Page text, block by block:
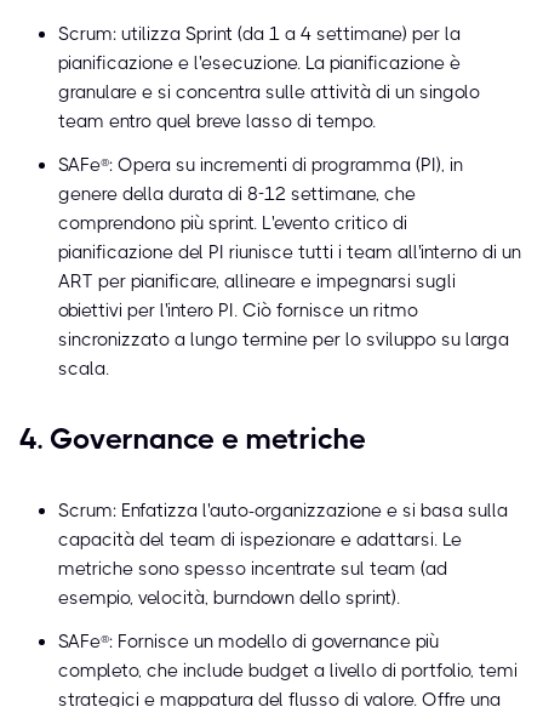
Scrum: utilizza Sprint (da 1 a 4 settimane) per la
pianificazione e l'esecuzione. La pianificazione è
granulare e si concentra sulle attività di un singolo
team entro quel breve lasso di tempo.
SAFe®: Opera su incrementi di programma (PI), in
genere della durata di 8-12 settimane, che
comprendono più sprint. L'evento critico di
pianificazione del PI riunisce tutti i team all'interno di un
ART per pianificare, allineare e impegnarsi sugli
obiettivi per l'intero PI. Ciò fornisce un ritmo
sincronizzato a lungo termine per lo sviluppo su larga
scala.
4. Governance e metriche
Scrum: Enfatizza l'auto-organizzazione e si basa sulla
capacità del team di ispezionare e adattarsi. Le
metriche sono spesso incentrate sul team (ad
esempio, velocità, burndown dello sprint).
SAFe®: Fornisce un modello di governance più
completo, che include budget a livello di portfolio, temi
strategici e mappatura del flusso di valore. Offre una